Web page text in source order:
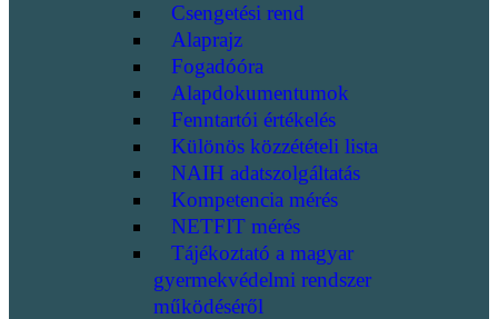
Csengetési rend
Alaprajz
Fogadóóra
Alapdokumentumok
Fenntartói értékelés
Különös közzétételi lista
NAIH adatszolgáltatás
Kompetencia mérés
NETFIT mérés
Tájékoztató a magyar
gyermekvédelmi rendszer
működéséről